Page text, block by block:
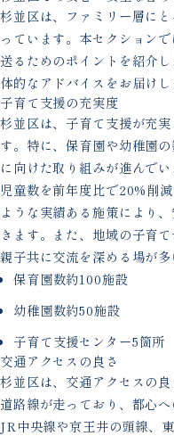
杉並区は、ファミリー層に
っています。本セクション
送るためのポイントを紹介
体的なアドバイスをお届けし
子育て支援の充実度
杉並区は、子育て支援が充
す。特に、保育園や幼稚園
に向けた取り組みが進んで
児童数を前年度比で20%削
ような実績ある施策により
きます。また、地域の子育
親子共に交流を深める場が多
保育園数約100施設
幼稚園数約50施設
子育て支援センター5箇所
交通アクセスの良さ
杉並区は、交通アクセスの
道路線が走っており、都心
JR中央線や京王井の頭線、